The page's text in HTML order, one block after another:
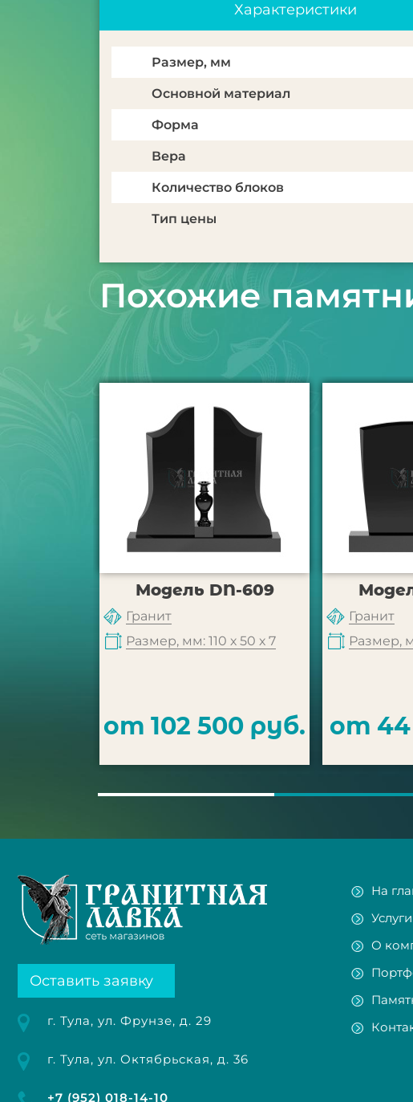
Характеристики
Размер, мм
Основной материал
Форма
Вера
Количество блоков
Тип цены
Похожие
Модель DN-609
Гранит
Размер, мм: 110 х 50 х 7
от 102 500 руб.
Гранит
Размер,
от 44
Оставить заявку
г. Тула, ул. Фрунзе, д. 29
г. Тула, ул. Октябрьская, д. 36
+7 (952) 018-14-10
На
Услуги
О